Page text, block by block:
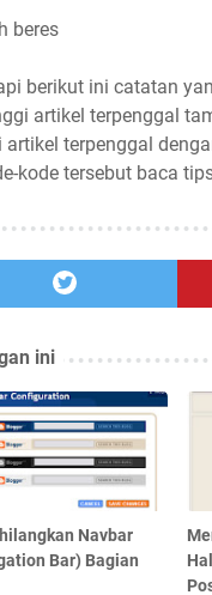
beres
berikut ini catatan
artikel terpenggal
terpenggal
kode tersebut baca
ini
Navbar
Bar) Bagian